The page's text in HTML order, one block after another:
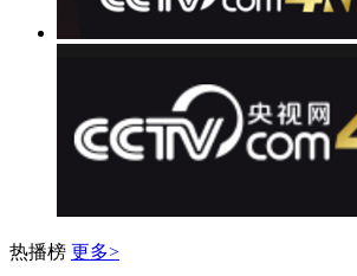
热播榜 更多>